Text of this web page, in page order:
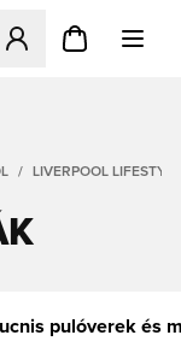
egy modált a
LIVERPOOL LIFESTYLE
pulóverek és